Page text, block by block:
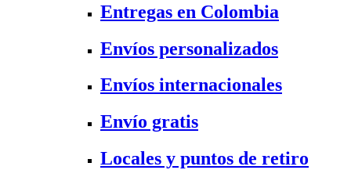
Entregas en Colombia
Envíos personalizados
Envíos internacionales
Envío gratis
Locales y puntos de retiro